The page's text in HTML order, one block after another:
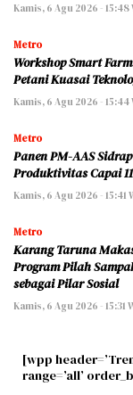
Kamis, 6 Agu 2026 - 15:48
Metro
Workshop Smart
Petani Kuasai
Kamis, 6 Agu 2026 - 15:44
Metro
Panen PM-AAS
Produktivitas Capai
Kamis, 6 Agu 2026 - 15:41
Metro
Karang Taruna
Program Pilah
sebagai Pilar Sosial
Kamis, 6 Agu 2026 - 15:31
[wpp
range=’all’